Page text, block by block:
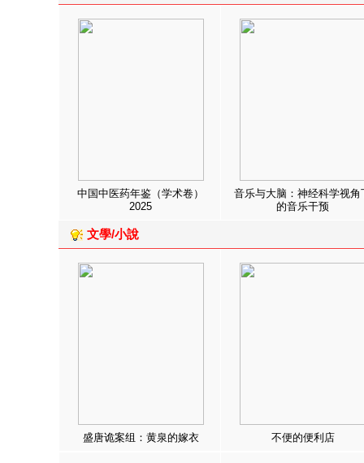
中国中医药年鉴（学术卷）
2025
音乐与大脑：神经科学视角
的音乐干预
文學/小說
盛唐诡案组：黄泉的嫁衣 不便的便利店